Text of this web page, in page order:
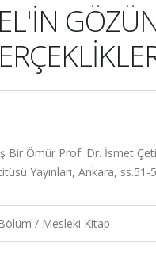
Bir Ömür Prof. Dr. İsmet
Yayınları, Ankara, ss.51-
/ Mesleki Kitap